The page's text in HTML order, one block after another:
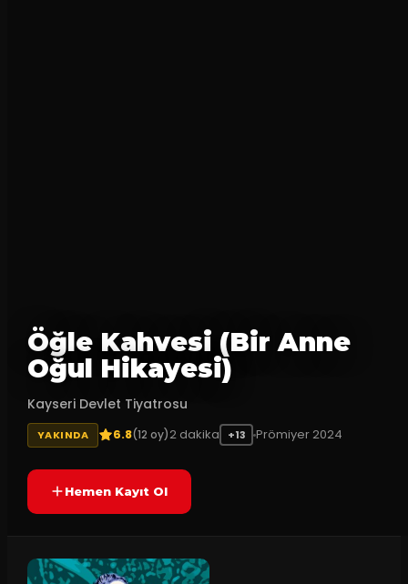
Öğle Kahvesi (Bir Anne
Oğul Hikayesi)
Kayseri Devlet Tiyatrosu
YAKINDA 6.8(12 oy)2 dakika +13 Prömiyer 2024
Hemen Kayıt Ol